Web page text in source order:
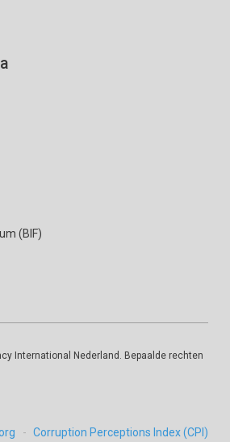
(BIF)
International Nederland. Bepaalde rechten
Corruption Perceptions Index (CPI)